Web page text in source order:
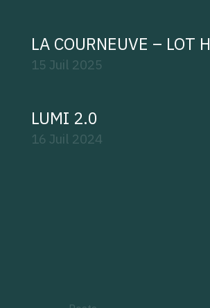
LA COURNEUVE – LOT H
15 Juil 2025
LUMI 2.0
16 Juil 2024